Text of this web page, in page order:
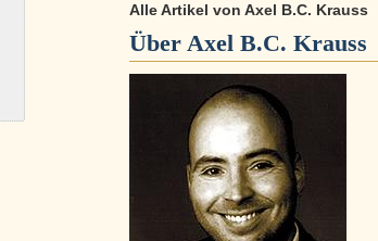
Alle Artikel von Axel B.C. Krauss
Über Axel B.C. Krauss